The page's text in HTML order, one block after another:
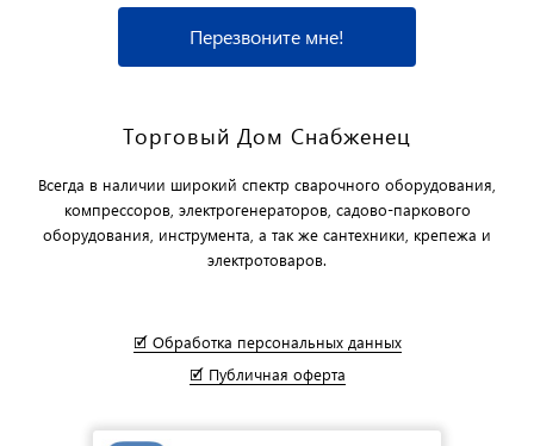
Перезвоните мне!
Торговый Дом Снабженец
Всегда в наличии широкий спектр сварочного оборудования,
компрессоров, электрогенераторов, садово-паркового
оборудования, инструмента, а так же сантехники, крепежа и
электротоваров.
🗹 Обработка персональных данных
🗹 Публичная оферта